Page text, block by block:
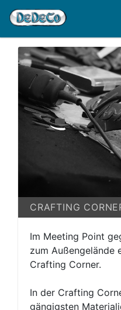
CRAFTING
Im Meeting Point
zum Außengelände
Crafting Corner.
In der Crafting
gängigsten